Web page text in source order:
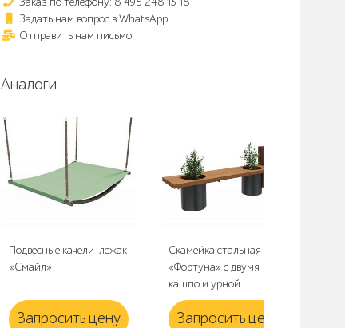
Задать нам вопрос в WhatsApp
Отправить нам письмо
Аналоги
Подвесные качели-лежак
«Смайл»
Запросить цену
Скамейка стальная
«Фортуна» с двумя
кашпо и урной
Запросить цену